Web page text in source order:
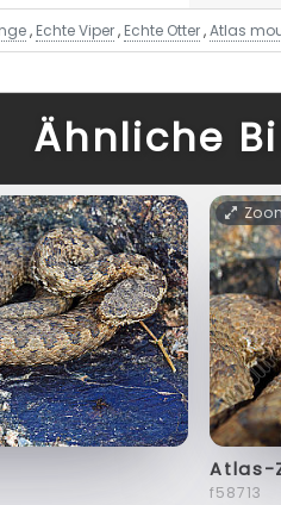
, Echte Viper, Echte Otter,Atlas
Ähnliche
Atlas-
f58713